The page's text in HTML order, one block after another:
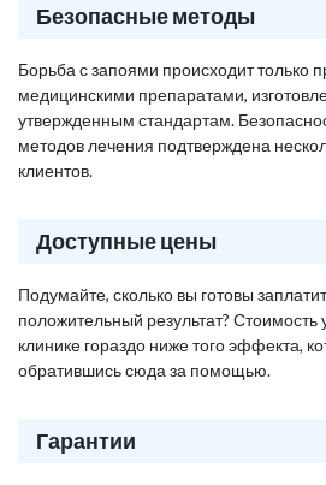
Безопасные методы
Борьба с запоями происходит только
медицинскими препаратами,
утвержденным стандартам.
методов лечения подтверждена
клиентов.
Доступные цены
Подумайте, сколько вы готовы
положительный результат?
клинике гораздо ниже того эффекта,
обратившись сюда за помощью.
Гарантии